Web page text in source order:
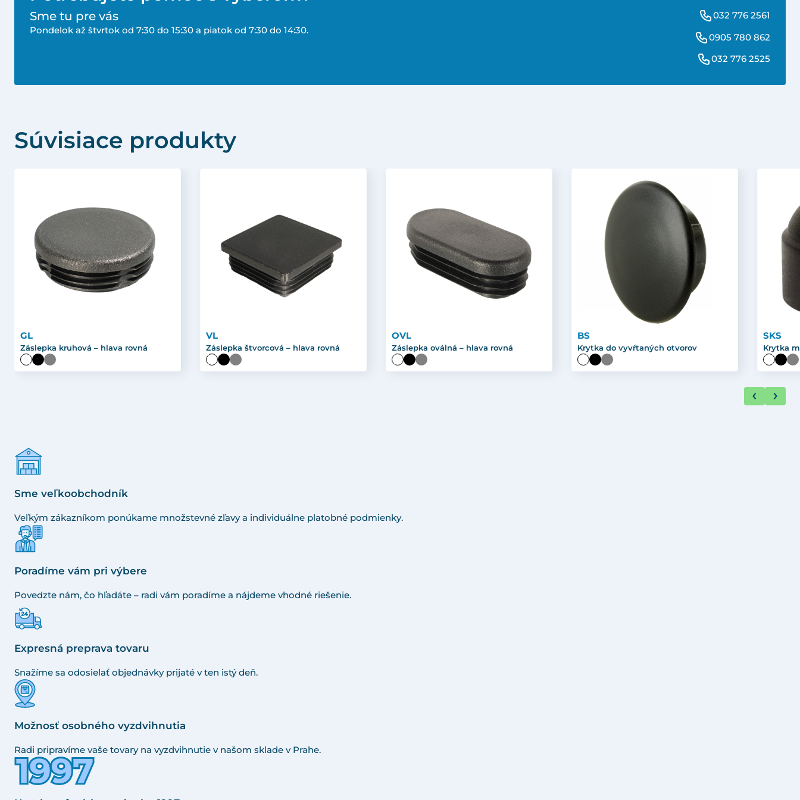
Sme tu pre vás
Pondelok až štvrtok od 7:30 do 15:30 a piatok od 7:30 do 14:30.
032 776 2561
0905 780 862
032 776 2525
Súvisiace produkty
GL
Záslepka kruhová – hlava rovná
VL
Záslepka štvorcová – hlava rovná
OVL
Záslepka oválná – hlava rovná
BS
Krytka do vyvŕtaných otvorov
SKS
Krytka
Sme veľkoobchodník
Veľkým zákazníkom ponúkame množstevné zľavy a individuálne platobné podmienky.
Poradíme vám pri výbere
Povedzte nám, čo hľadáte – radi vám poradíme a nájdeme vhodné riešenie.
Expresná preprava tovaru
Snažíme sa odosielať objednávky prijaté v ten istý deň.
Možnosť osobného vyzdvihnutia
Radi pripravíme vaše tovary na vyzdvihnutie v našom sklade v Prahe.